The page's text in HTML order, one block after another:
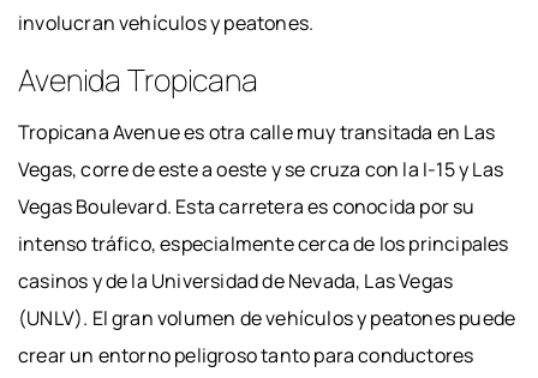
involucran vehículos y peatones.
Avenida Tropicana
Tropicana Avenue es otra calle muy transitada en Las
Vegas, corre de este a oeste y se cruza con la I-15 y Las
Vegas Boulevard. Esta carretera es conocida por su
intenso tráfico, especialmente cerca de los principales
casinos y de la Universidad de Nevada, Las Vegas
(UNLV). El gran volumen de vehículos y peatones puede
crear un entorno peligroso tanto para conductores